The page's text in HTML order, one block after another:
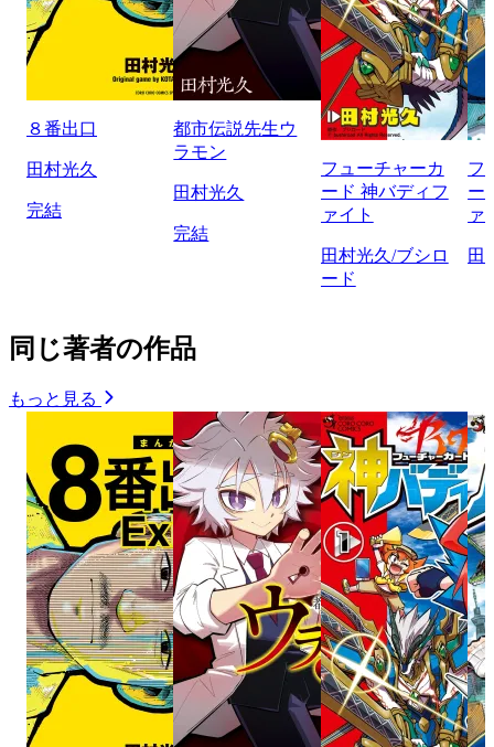
８番出口
田村光久
完結
都市伝説先生ウ
ラモン
田村光久
完結
フューチャーカ
ード 神バディフ
ァイト
田村光久/ブシロ
ード
フ
ー
ァ
田
同じ著者の作品
もっと見る